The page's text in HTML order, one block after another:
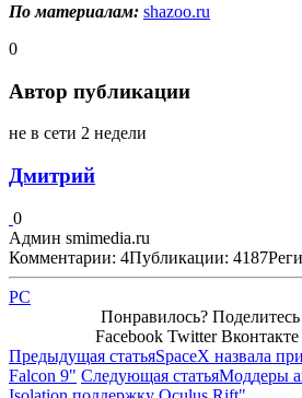
По материалам: shazoo.ru
0
Автор публикации
не в сети 2 недели
Дмитрий
0
Админ smimedia.ru
Комментарии: 4Публикации: 4187
PC
Понравилось?
Facebook Twitter Вконтакте
Предыдущая статьяSpaceX назвала
Falcon 9" Следующая статьяМоддеры